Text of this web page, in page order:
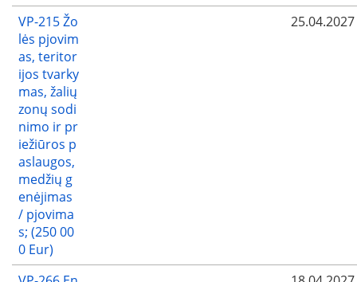
VP-215 Žo
lės pjovim
as, teritor
ijos tvarky
mas, žalių
zonų sodi
nimo ir pr
iežiūros p
aslaugos,
medžių g
enėjimas
/ pjovima
s; (250 00
0 Eur)
25.04.2027